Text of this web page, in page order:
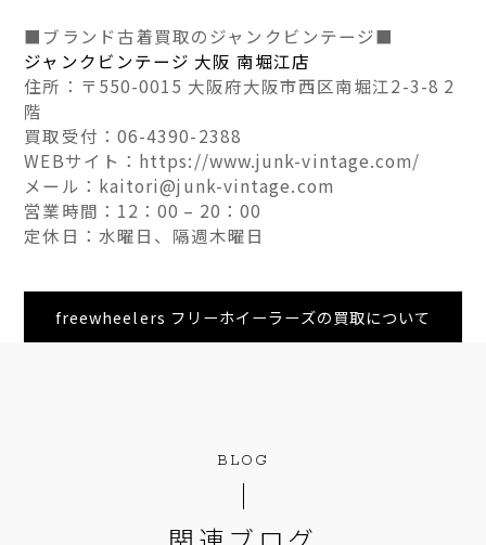
■ブランド古着買取のジャンクビンテージ■
ジャンクビンテージ 大阪 南堀江店
住所：〒550-0015 大阪府大阪市西区南堀江2-3-8 2
階
買取受付：06-4390-2388
WEBサイト：https://www.junk-vintage.com/
メール：kaitori@junk-vintage.com
営業時間：12：00 – 20：00
定休日：水曜日、隔週木曜日
freewheelers フリーホイーラーズの買取について
BLOG